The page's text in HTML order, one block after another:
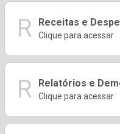
R Receitas e
Clique para acessar
R Relatórios e
Clique para acessar